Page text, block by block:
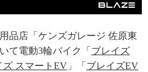
品店「ケンズガレージ 佐原東
て電動3輪バイク「 ブレイズ
ズ スマートEV 」「 ブレイズEV